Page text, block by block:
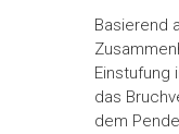
Basierend
Einstufung
das
dem